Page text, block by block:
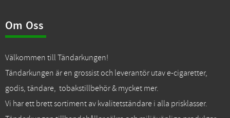
Om Oss
Välkommen till Tändarkungen!
Tändarkungen är en grossist och leverantör utav e-cigaretter,
godis, tändare, tobakstillbehör & mycket mer.
Vi har ett brett sortiment av kvalitetständare i alla prisklasser.